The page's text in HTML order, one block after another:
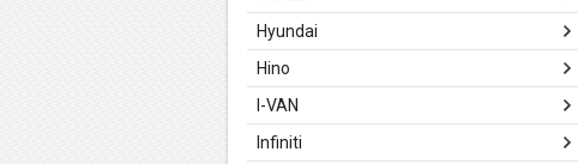
Hyundai
Hino
I-VAN
Infiniti